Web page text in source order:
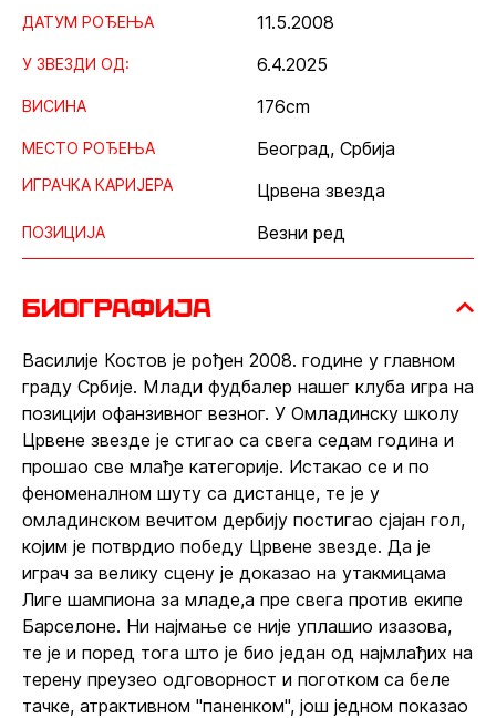
ДАТУМ РОЂЕЊА 11.5.2008
У ЗВЕЗДИ ОД: 6.4.2025
ВИСИНА 176cm
МЕСТО РОЂЕЊА Београд, Србија
ИГРАЧКА КАРИЈЕРА Црвена звезда
ПОЗИЦИЈА Везни ред
биографија
Василије Костов је рођен 2008. године у главном
граду Србије. Млади фудбалер нашег клуба игра на
позицији офанзивног везног. У Омладинску школу
Црвене звезде је стигао са свега седам година и
прошао све млађе категорије. Истакао се и по
феноменалном шуту са дистанце, те је у
омладинском вечитом дербију постигао сјајан гол,
којим је потврдио победу Црвене звезде. Да је
играч за велику сцену је доказао на утакмицама
Лиге шампиона за младе,а пре свега против екипе
Барселоне. Ни најмање се није уплашио изазова,
те је и поред тога што је био један од најмлађих на
терену преузео одговорност и поготком са беле
тачке, атрактивном "паненком", још једном показао